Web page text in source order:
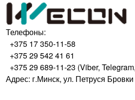
Телефоны:
+375 17 350-11-58
+375 29 542 41 61
+375 29 689-11-23 (Viber,
Адрес: г.Минск, ул. Петруся